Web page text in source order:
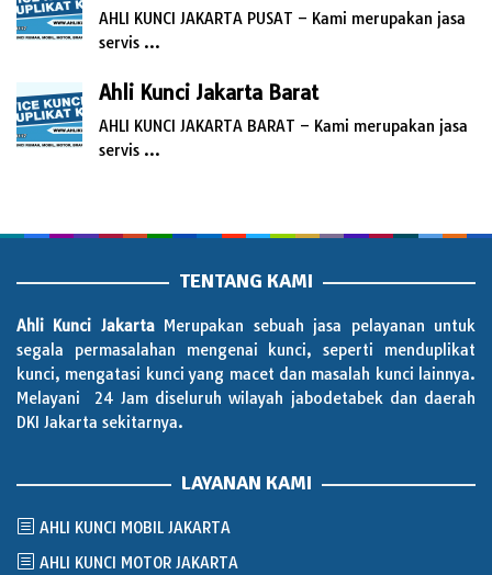
AHLI KUNCI JAKARTA PUSAT – Kami merupakan jasa
servis …
Ahli Kunci Jakarta Barat
AHLI KUNCI JAKARTA BARAT – Kami merupakan jasa
servis …
TENTANG KAMI
Ahli Kunci JakartaMerupakan sebuah jasa pelayanan untuk
segala permasalahan mengenai kunci, seperti menduplikat
kunci, mengatasi kunci yang macet dan masalah kunci lainnya.
Melayani 24 Jam diseluruh wilayah jabodetabek dan daerah
DKI Jakarta sekitarnya.
LAYANAN KAMI
AHLI KUNCI MOBIL JAKARTA
AHLI KUNCI MOTOR JAKARTA